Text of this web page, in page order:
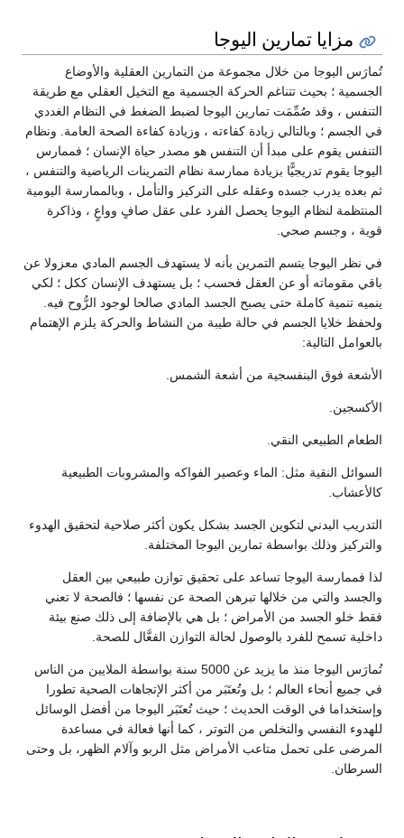
مزايا تمارين اليوجا
تُمارَس اليوجا من خلال مجموعة من التمارين العقلية والأوضاع
الجسمية ؛ بحيث تتناغم الحركة الجسمية مع التخيل العقلي مع طريقة
التنفس ، وقد صُمِّمَت تمارين اليوجا لضبط الضغط في النظام الغددي
في الجسم ؛ وبالتالي زيادة كفاءته ، وزيادة كفاءة الصحة العامة. ونظام
التنفس يقوم على مبدأ أن التنفس هو مصدر حياة الإنسان ؛ فممارس
اليوجا يقوم تدريجيًّا بزيادة ممارسة نظام التمرينات الرياضية والتنفس ،
ثم بعده يدرب جسده وعقله على التركيز والتأمل ، وبالممارسة اليومية
المنتظمة لنظام اليوجا يحصل الفرد على عقل صافٍ وواعٍ ، وذاكرة
قوية ، وجسم صحي.
في نظر اليوجا يتسم التمرين بأنه لا يستهدف الجسم المادي معزولا عن
باقي مقوماته أو عن العقل فحسب ؛ بل يستهدف الإنسان ككل ؛ لكي
ينميه تنمية كاملة حتى يصبح الجسد المادي صالحا لوجود الرُّوح فيه.
ولحفظ خلايا الجسم في حالة طيبة من النشاط والحركة يلزم الإهتمام
بالعوامل التالية:
الأشعة فوق البنفسجية من أشعة الشمس.
الأكسجين.
الطعام الطبيعي النقي.
السوائل النقية مثل: الماء وعصير الفواكه والمشروبات الطبيعية
كالأعشاب.
التدريب البدني لتكوين الجسد بشكل يكون أكثر صلاحية لتحقيق الهدوء
والتركيز وذلك بواسطة تمارين اليوجا المختلفة.
لذا فممارسة اليوجا تساعد على تحقيق توازن طبيعي بين العقل
والجسد والتي من خلالها تبرهن الصحة عن نفسها ؛ فالصحة لا تعني
فقط خلو الجسد من الأمراض ؛ بل هي بالإضافة إلى ذلك صنع بيئة
داخلية تسمح للفرد بالوصول لحالة التوازن الفعَّال للصحة.
تُمارَس اليوجا منذ ما يزيد عن 5000 سنة بواسطة الملايين من الناس
في جميع أنحاء العالم ؛ بل وتُعتَبَر من أكثر الإتجاهات الصحية تطورا
وإستخداما في الوقت الحديث ؛ حيث تُعتَبَر اليوجا من أفضل الوسائل
للهدوء النفسي والتخلص من التوتر ، كما أنها فعالة في مساعدة
المرضى على تحمل متاعب الأمراض مثل الربو وآلام الظهر، بل وحتى
السرطان.